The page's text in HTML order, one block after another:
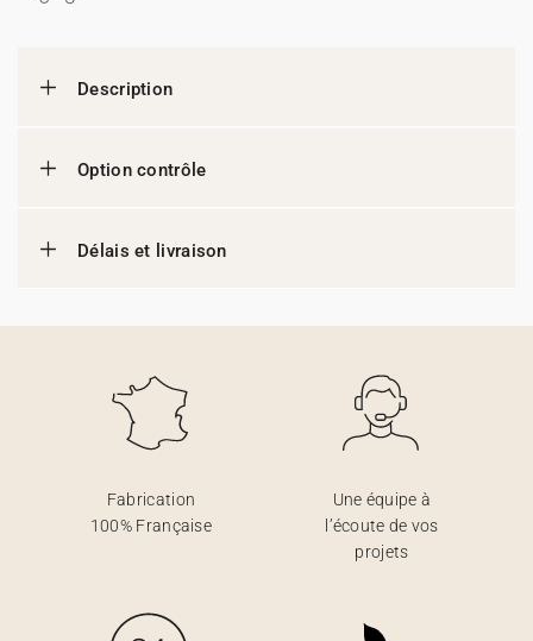
Description
Option contrôle
Délais et livraison
Fabrication
100% Française
Une équipe à
l’écoute de vos
projets